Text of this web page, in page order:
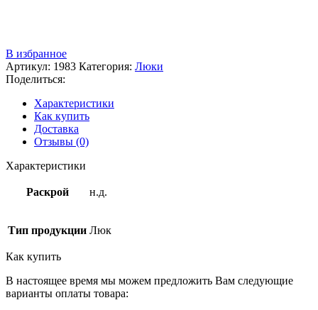
В избранное
Артикул: 1983 Категория: Люки
Поделиться:
Характеристики
Как купить
Доставка
Отзывы (0)
Характеристики
Раскрой н.д.
Тип продукции Люк
Как купить
В настоящее время мы можем предложить Вам следующие
варианты оплаты товара: